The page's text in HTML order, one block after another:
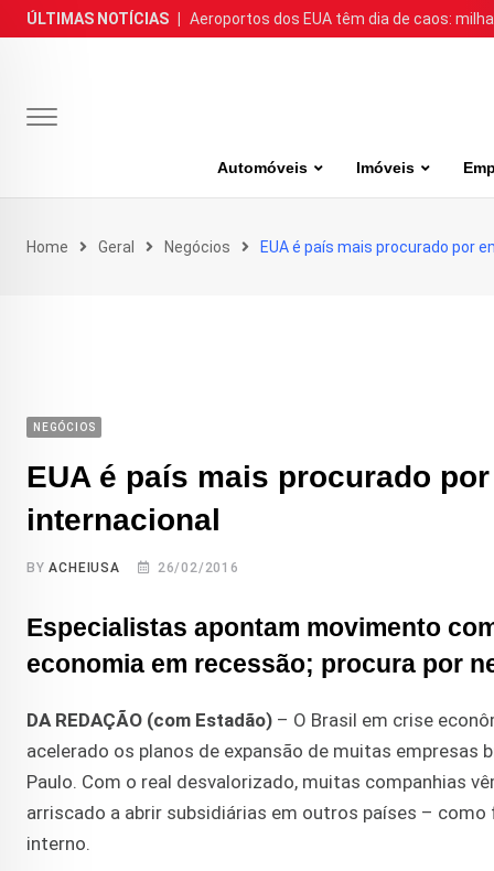
Skip
to
ÚLTIMAS NOTÍCIAS Aeroportos dos EUA têm dia de caos:
Automóveis Imóveis
Home Geral Negócios EUA é país mais procurado por
NEGÓCIOS
EUA é país mais procurado
internacional
BYACHEIUSA 26/02/2016
Especialistas apontam movimento
economia em recessão; procura por
DA REDAÇÃO (com Estadão) – O Brasil em crise
acelerado os planos de expansão de muitas empresas
Paulo. Com o real desvalorizado, muitas companhias
arriscado a abrir subsidiárias em outros países –
interno.